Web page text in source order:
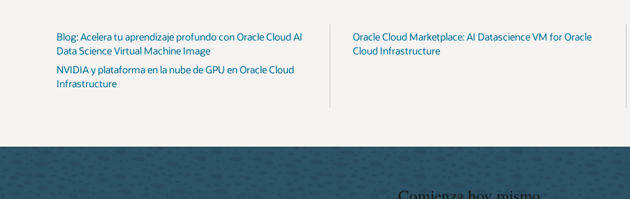
Blog: Acelera tu aprendizaje profundo con Oracle Cloud AI
Data Science Virtual Machine Image
NVIDIA y plataforma en la nube de GPU en Oracle Cloud
Infrastructure
Oracle Cloud Marketplace: AI Datascience VM for Oracle
Cloud Infrastructure